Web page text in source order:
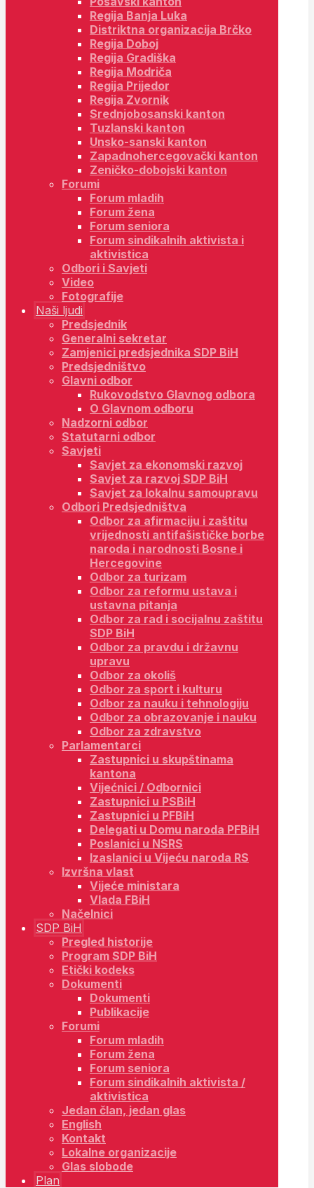
Regija Banja Luka
Distriktna organizacija Brčko
Regija Doboj
Regija Gradiška
Regija Modriča
Regija Prijedor
Regija Zvornik
Srednjobosanski kanton
Tuzlanski kanton
Unsko-sanski kanton
Zapadnohercegovački kanton
Zeničko-dobojski kanton
Forumi
Forum mladih
Forum žena
Forum seniora
Forum sindikalnih aktivista i
aktivistica
Odbori i Savjeti
Video
Fotografije
Naši ljudi
Predsjednik
Generalni sekretar
Zamjenici predsjednika SDP BiH
Predsjedništvo
Glavni odbor
Rukovodstvo Glavnog odbora
O Glavnom odboru
Nadzorni odbor
Statutarni odbor
Savjeti
Savjet za ekonomski razvoj
Savjet za razvoj SDP BiH
Savjet za lokalnu samoupravu
Odbori Predsjedništva
Odbor za afirmaciju i zaštitu
vrijednosti antifašističke borbe
naroda i narodnosti Bosne i
Hercegovine
Odbor za turizam
Odbor za reformu ustava i
ustavna pitanja
Odbor za rad i socijalnu zaštitu
SDP BiH
Odbor za pravdu i državnu
upravu
Odbor za okoliš
Odbor za sport i kulturu
Odbor za nauku i tehnologiju
Odbor za obrazovanje i nauku
Odbor za zdravstvo
Parlamentarci
Zastupnici u skupštinama
kantona
Vijećnici / Odbornici
Zastupnici u PSBiH
Zastupnici u PFBiH
Delegati u Domu naroda PFBiH
Poslanici u NSRS
Izaslanici u Vijeću naroda RS
Izvršna vlast
Vijeće ministara
Vlada FBiH
Načelnici
SDP BiH
Pregled historije
Program SDP BiH
Etički kodeks
Dokumenti
Dokumenti
Publikacije
Forumi
Forum mladih
Forum žena
Forum seniora
Forum sindikalnih aktivista /
aktivistica
Jedan član, jedan glas
English
Kontakt
Lokalne organizacije
Glas slobode
Plan